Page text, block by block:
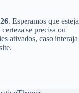
. Esperamos que esteja
se precisa ou
ativados, caso interaja